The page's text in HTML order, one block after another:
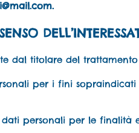
.
dal titolare del
per i fini sopraindicati
personali per le finalità